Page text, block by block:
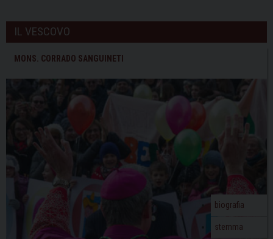
IL VESCOVO
MONS. CORRADO SANGUINETI
biografia
stemma